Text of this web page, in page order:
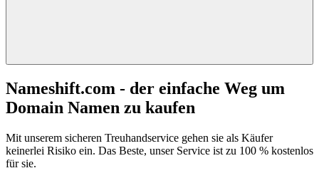
Nameshift.com - der einfache Weg um
Domain Namen zu kaufen
Mit unserem sicheren Treuhandservice gehen sie als Käufer
keinerlei Risiko ein. Das Beste, unser Service ist zu 100 % kostenlos
für sie.